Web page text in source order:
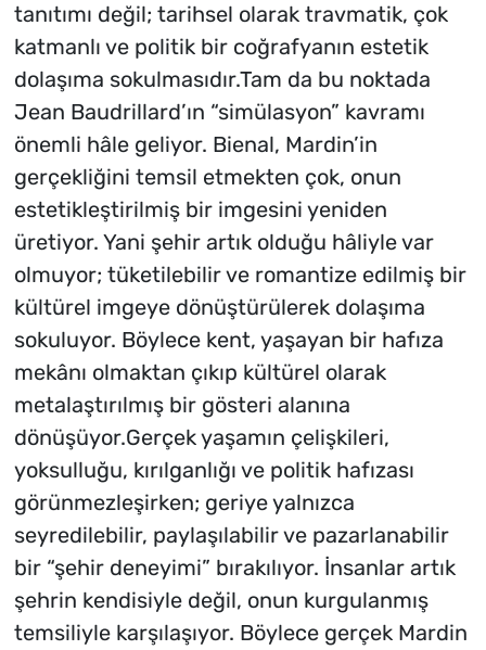
tanıtımı değil; tarihsel olarak travmatik, çok
katmanlı ve politik bir coğrafyanın estetik
dolaşıma sokulmasıdır.Tam da bu noktada
Jean Baudrillard’ın “simülasyon” kavramı
önemli hâle geliyor. Bienal, Mardin’in
gerçekliğini temsil etmekten çok, onun
estetikleştirilmiş bir imgesini yeniden
üretiyor. Yani şehir artık olduğu hâliyle var
olmuyor; tüketilebilir ve romantize edilmiş bir
kültürel imgeye dönüştürülerek dolaşıma
sokuluyor. Böylece kent, yaşayan bir hafıza
mekânı olmaktan çıkıp kültürel olarak
metalaştırılmış bir gösteri alanına
dönüşüyor.Gerçek yaşamın çelişkileri,
yoksulluğu, kırılganlığı ve politik hafızası
görünmezleşirken; geriye yalnızca
seyredilebilir, paylaşılabilir ve pazarlanabilir
bir “şehir deneyimi” bırakılıyor. İnsanlar artık
şehrin kendisiyle değil, onun kurgulanmış
temsiliyle karşılaşıyor. Böylece gerçek Mardin